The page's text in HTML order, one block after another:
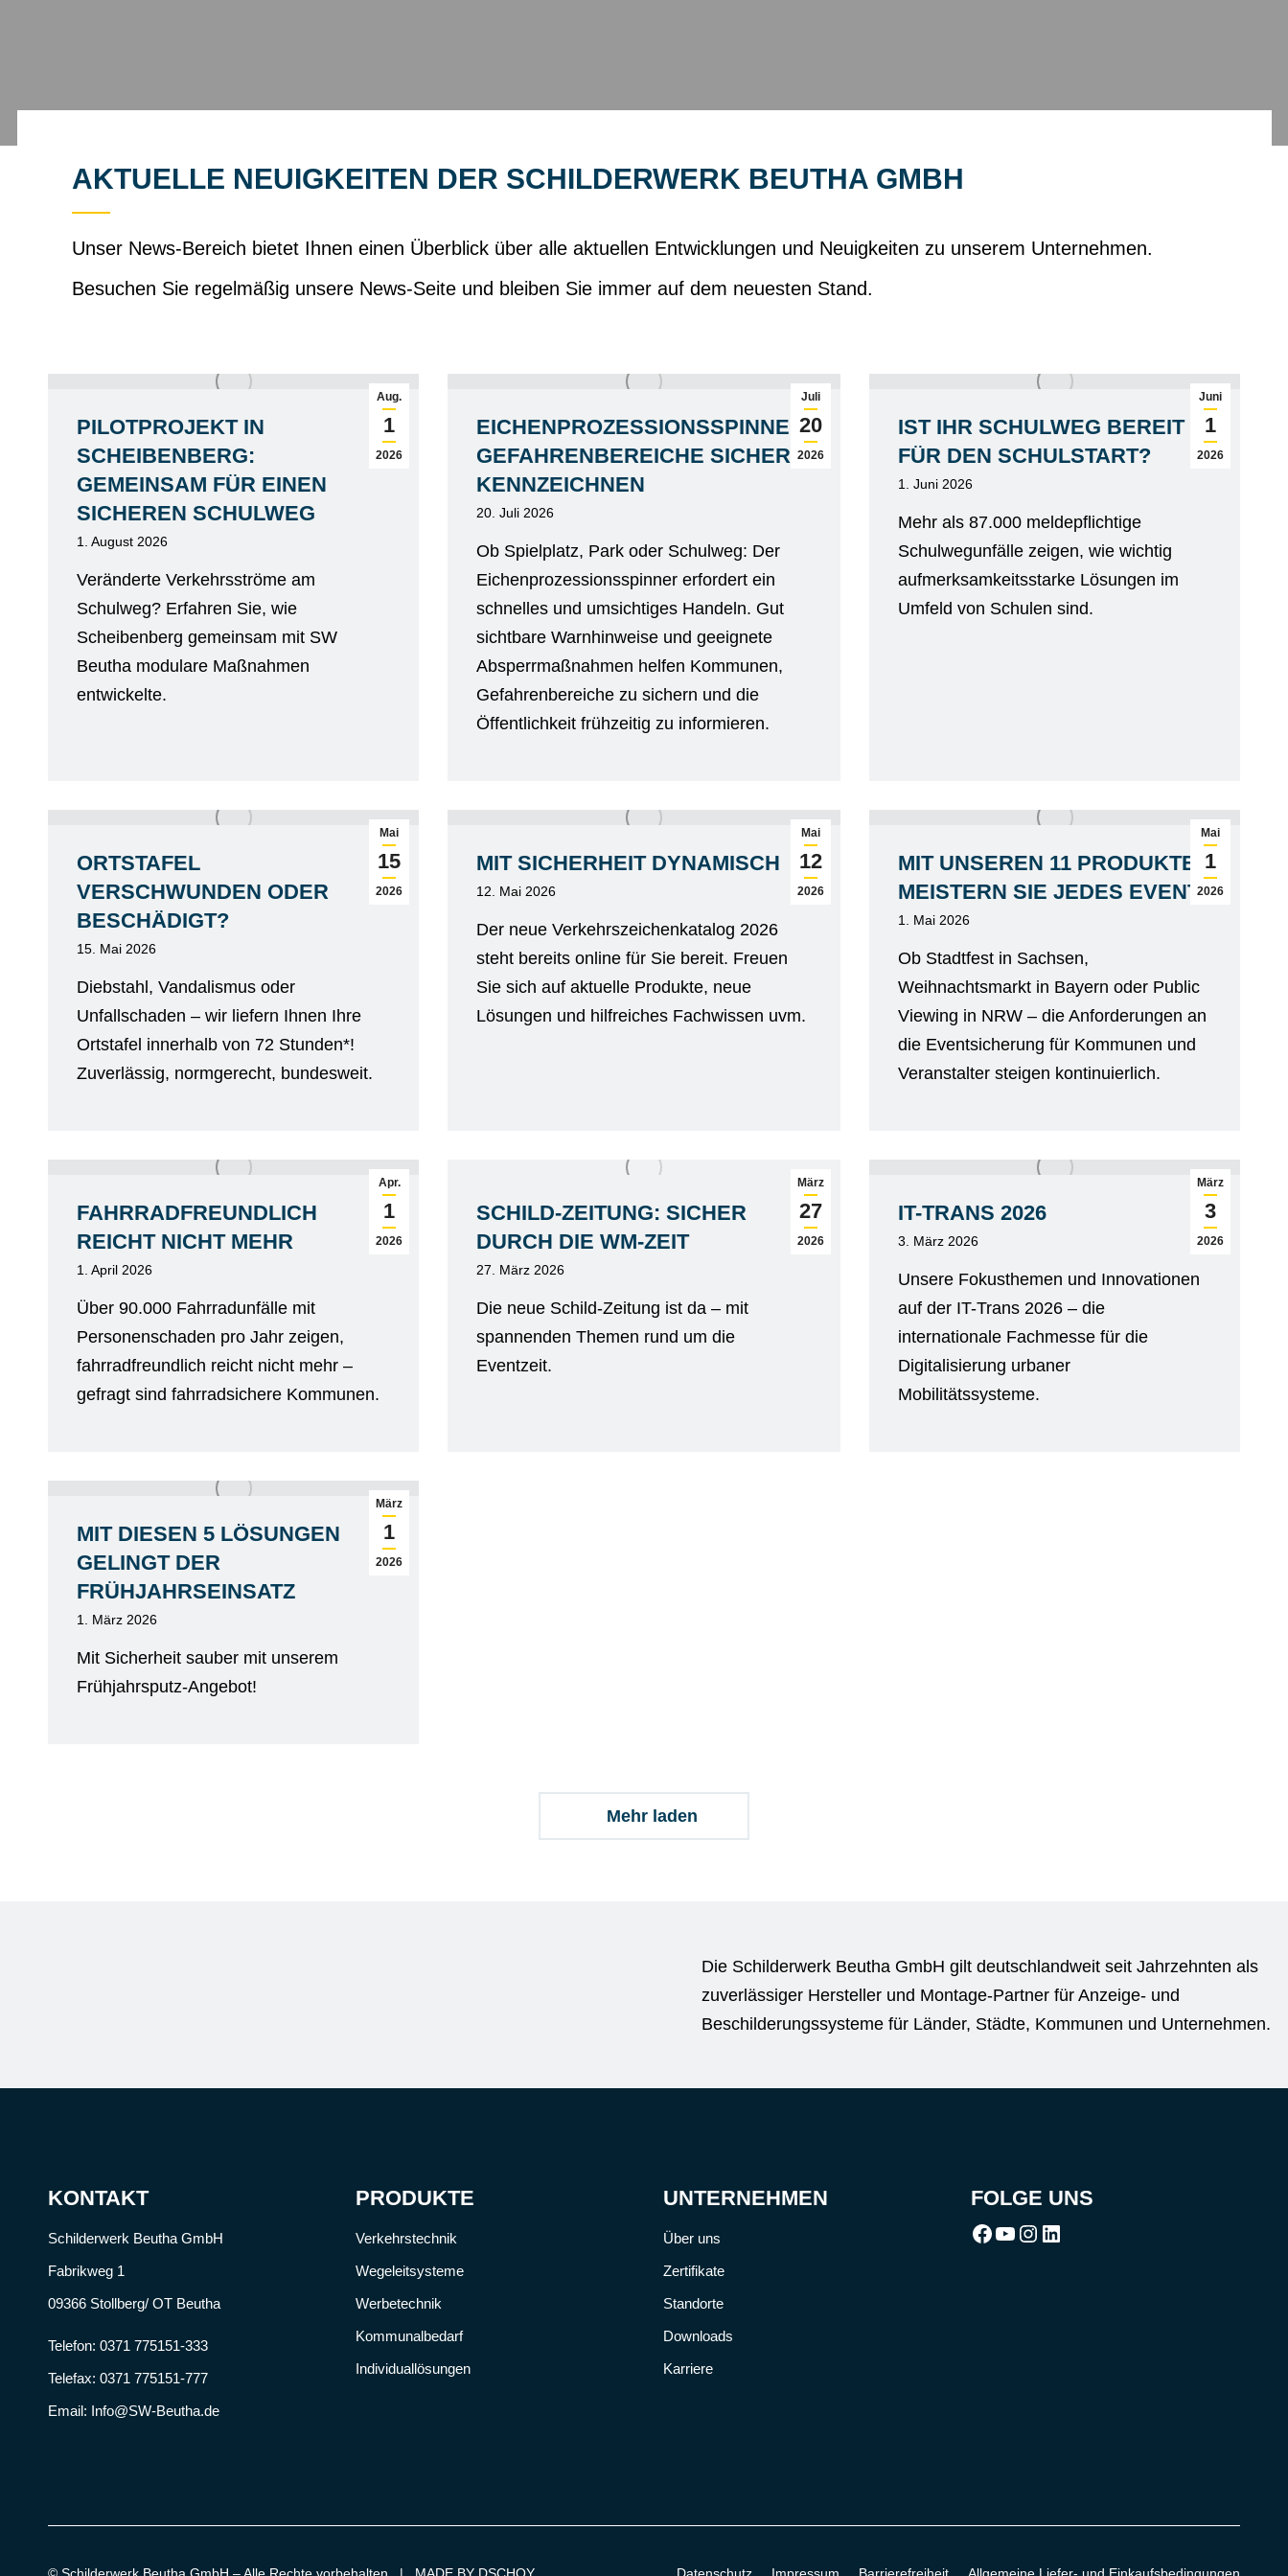
AKTUELLE NEUIGKEITEN DER SCHILDERWERK BEUTHA GMBH
Unser News-Bereich bietet Ihnen einen Überblick über alle aktuellen Entwicklungen und Neuigkeiten zu unserem Unternehmen.
Besuchen Sie regelmäßig unsere News-Seite und bleiben Sie immer auf dem neuesten Stand.
Aug.
1
2026
PILOTPROJEKT IN
SCHEIBENBERG:
GEMEINSAM FÜR EINEN
SICHEREN SCHULWEG
1. August 2026
Veränderte Verkehrsströme am
Schulweg? Erfahren Sie, wie
Scheibenberg gemeinsam mit SW
Beutha modulare Maßnahmen
entwickelte.
Juli
20
2026
EICHENPROZESSIONSSPINNER:
GEFAHRENBEREICHE SICHER
KENNZEICHNEN
20. Juli 2026
Ob Spielplatz, Park oder Schulweg: Der
Eichenprozessionsspinner erfordert ein
schnelles und umsichtiges Handeln. Gut
sichtbare Warnhinweise und geeignete
Absperrmaßnahmen helfen Kommunen,
Gefahrenbereiche zu sichern und die
Öffentlichkeit frühzeitig zu informieren.
Juni
1
2026
IST IHR SCHULWEG BEREIT
FÜR DEN SCHULSTART?
1. Juni 2026
Mehr als 87.000 meldepflichtige
Schulwegunfälle zeigen, wie wichtig
aufmerksamkeitsstarke Lösungen im
Umfeld von Schulen sind.
Mai
15
2026
ORTSTAFEL
VERSCHWUNDEN ODER
BESCHÄDIGT?
15. Mai 2026
Diebstahl, Vandalismus oder
Unfallschaden – wir liefern Ihnen Ihre
Ortstafel innerhalb von 72 Stunden*!
Zuverlässig, normgerecht, bundesweit.
Mai
12
2026
MIT SICHERHEIT DYNAMISCH
12. Mai 2026
Der neue Verkehrszeichenkatalog 2026
steht bereits online für Sie bereit. Freuen
Sie sich auf aktuelle Produkte, neue
Lösungen und hilfreiches Fachwissen uvm.
Mai
1
2026
MIT UNSEREN 11 PRODUKTEN
MEISTERN SIE JEDES EVENT
1. Mai 2026
Ob Stadtfest in Sachsen,
Weihnachtsmarkt in Bayern oder Public
Viewing in NRW – die Anforderungen an
die Eventsicherung für Kommunen und
Veranstalter steigen kontinuierlich.
Apr.
1
2026
FAHRRADFREUNDLICH
REICHT NICHT MEHR
1. April 2026
Über 90.000 Fahrradunfälle mit
Personenschaden pro Jahr zeigen,
fahrradfreundlich reicht nicht mehr –
gefragt sind fahrradsichere Kommunen.
März
27
2026
SCHILD-ZEITUNG: SICHER
DURCH DIE WM-ZEIT
27. März 2026
Die neue Schild-Zeitung ist da – mit
spannenden Themen rund um die
Eventzeit.
März
3
2026
IT-TRANS 2026
3. März 2026
Unsere Fokusthemen und Innovationen
auf der IT-Trans 2026 – die
internationale Fachmesse für die
Digitalisierung urbaner
Mobilitätssysteme.
März
1
2026
MIT DIESEN 5 LÖSUNGEN
GELINGT DER
FRÜHJAHRSEINSATZ
1. März 2026
Mit Sicherheit sauber mit unserem
Frühjahrsputz-Angebot!
Mehr laden
Die Schilderwerk Beutha GmbH gilt deutschlandweit seit Jahrzehnten als
zuverlässiger Hersteller und Montage-Partner für Anzeige- und
Beschilderungssysteme für Länder, Städte, Kommunen und Unternehmen.
KONTAKT
Schilderwerk Beutha GmbH
Fabrikweg 1
09366 Stollberg/ OT Beutha
Telefon: 0371 775151-333
Telefax: 0371 775151-777
Email: Info@SW-Beutha.de
PRODUKTE
Verkehrstechnik
Wegeleitsysteme
Werbetechnik
Kommunalbedarf
Individuallösungen
UNTERNEHMEN
Über uns
Zertifikate
Standorte
Downloads
Karriere
FOLGE UNS
Facebook
Youtube
Instagram
LinkedIn